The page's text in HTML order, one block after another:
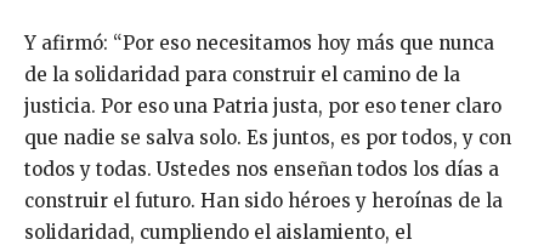
Y afirmó: “Por eso necesitamos hoy más que nunca
de la solidaridad para construir el camino de la
justicia. Por eso una Patria justa, por eso tener claro
que nadie se salva solo. Es juntos, es por todos, y con
todos y todas. Ustedes nos enseñan todos los días a
construir el futuro. Han sido héroes y heroínas de la
solidaridad, cumpliendo el aislamiento, el